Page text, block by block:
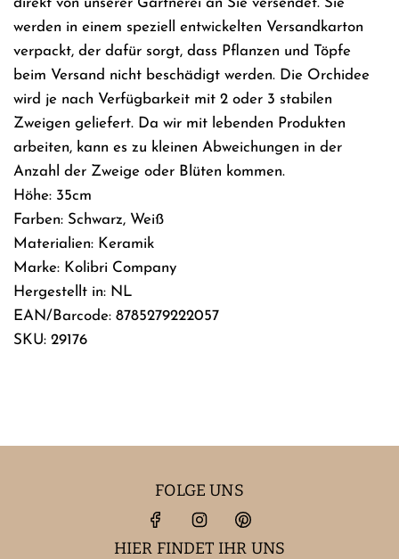
direkt von unserer Gärtnerei an Sie versendet. Sie
werden in einem speziell entwickelten Versandkarton
verpackt, der dafür sorgt, dass Pflanzen und Töpfe
beim Versand nicht beschädigt werden. Die Orchidee
wird je nach Verfügbarkeit mit 2 oder 3 stabilen
Zweigen geliefert. Da wir mit lebenden Produkten
arbeiten, kann es zu kleinen Abweichungen in der
Anzahl der Zweige oder Blüten kommen.
Höhe: 35cm
Farben: Schwarz, Weiß
Materialien: Keramik
Marke: Kolibri Company
Hergestellt in: NL
EAN/Barcode: 8785279222057
SKU: 29176
FOLGE UNS
HIER FINDET IHR UNS